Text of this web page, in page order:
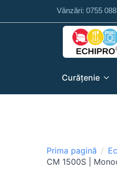
Vânzări: 0755
Curățenie
Prima pagină
CM 1500S |